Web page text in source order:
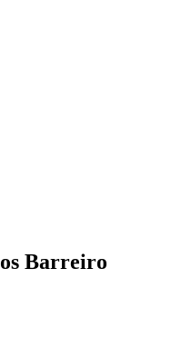
Barreiro